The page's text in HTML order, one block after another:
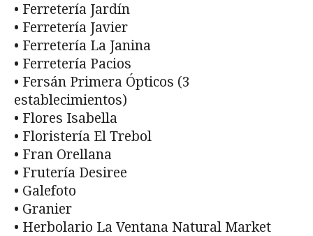
• Ferretería Jardín
• Ferretería Javier
• Ferretería La Janina
• Ferretería Pacios
• Fersán Primera Ópticos (3
establecimientos)
• Flores Isabella
• Floristería El Trebol
• Fran Orellana
• Frutería Desiree
• Galefoto
• Granier
• Herbolario La Ventana Natural Market